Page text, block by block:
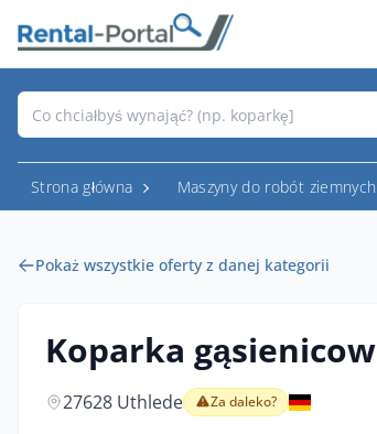
Strona główna Maszyny do robót ziemnych
Pokaż wszystkie oferty z danej kategorii
Koparka
27628 Uthlede Za daleko?